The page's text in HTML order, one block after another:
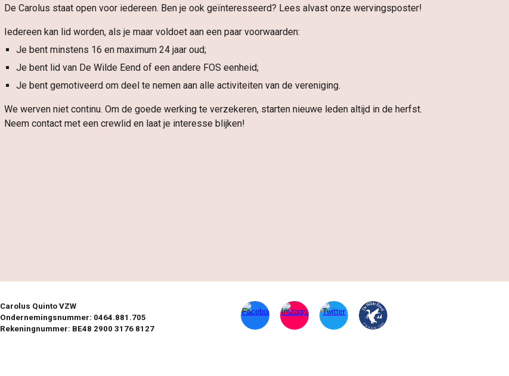
De Carolus staat open voor iedereen. Ben je ook geïnteresseerd? Lees alvast onze wervingsposter!
Iedereen kan lid worden, als je maar voldoet aan een paar voorwaarden:
Je bent minstens 16 en maximum 24 jaar oud;
Je bent lid van De Wilde Eend of een andere FOS eenheid;
Je bent gemotiveerd om deel te nemen aan alle activiteiten van de vereniging.
We werven niet continu. Om de goede werking te verzekeren, starten nieuwe leden altijd in de herfst.
Neem contact met een crewlid en laat je interesse blijken!
Carolus Quinto VZW
Ondernemingsnummer: 0464.881.705
Rekeningnummer: BE48 2900 3176 8127